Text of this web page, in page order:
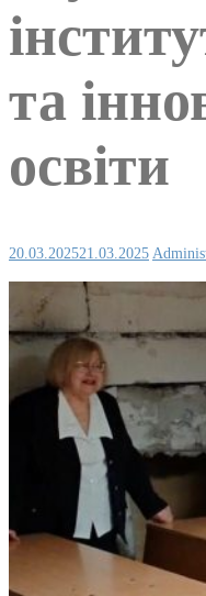
та
освіти
20.03.202521.03.2025